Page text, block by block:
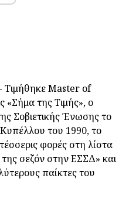
Master of
«Σήμα της Τιμής», ο
Σοβιετικής Ένωσης το
του 1990, το
φορές στη λίστα
σεζόν στην ΕΣΣΔ» και
παίκτες του